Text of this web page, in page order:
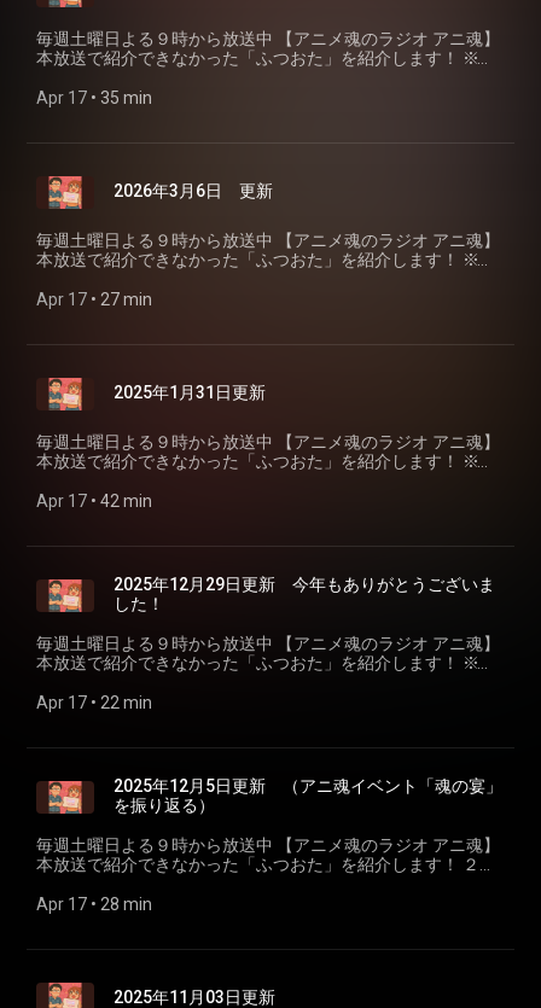
毎週土曜日よる９時から放送中 【アニメ魂のラジオ アニ魂】
本放送で紹介できなかった「ふつおた」を紹介します！ ※更
オ アニ魂】 放送 ラジオ沖縄 毎週土曜日よる９時～１０時
Apr 17 • 35 min
2026年3月6日 更新
毎週土曜日よる９時から放送中 【アニメ魂のラジオ アニ魂】
本放送で紹介できなかった「ふつおた」を紹介します！ ※更
オ アニ魂】 放送 ラジオ沖縄 毎週土曜日よる９時～１０時
Apr 17 • 27 min
2025年1月31日更新
毎週土曜日よる９時から放送中 【アニメ魂のラジオ アニ魂】
本放送で紹介できなかった「ふつおた」を紹介します！ ※更
オ アニ魂】 放送 ラジオ沖縄 毎週土曜日よる９時～１０時
Apr 17 • 42 min
2025年12月29日更新 今年もありがとうございま
した！
毎週土曜日よる９時から放送中 【アニメ魂のラジオ アニ魂】
本放送で紹介できなかった「ふつおた」を紹介します！ ※更
オ アニ魂】 放送 ラジオ沖縄 毎週土曜日よる９時～１０時
Apr 17 • 22 min
2025年12月5日更新 （アニ魂イベント「魂の宴」
を振り返る）
毎週土曜日よる９時から放送中 【アニメ魂のラジオ アニ魂】
本放送で紹介できなかった「ふつおた」を紹介します！ ２０
2025」 関連のメールを紹介しながら振り返ります！ ※更新は
931 ＝＝＝＝＝＝＝＝＝＝＝＝
Apr 17 • 28 min
2025年11月03日更新